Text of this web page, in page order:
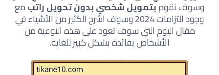
وسوف نقومبتمويل شخصي بدون تحويل راتبمع
وجود التزامات 2024 وسوف اشرح الكثير من الأشياء في
مقال اليوم التي سوف تعود على هذه النوعية من
الأشخاص بفائدة بشكل كبير للغاية.